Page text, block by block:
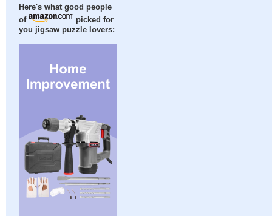
Here's what good people
of
picked for
you jigsaw puzzle lovers: